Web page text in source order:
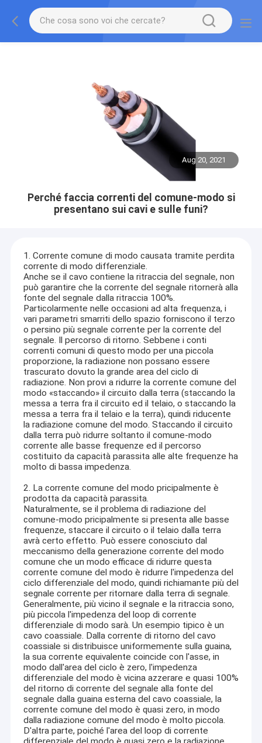
Aug 20, 2021
Perché faccia correnti del comune-modo si
presentano sui cavi e sulle funi?
1. Corrente comune di modo causata tramite perdita
corrente di modo differenziale.
Anche se il cavo contiene la ritraccia del segnale, non
può garantire che la corrente del segnale ritornerà alla
fonte del segnale dalla ritraccia 100%.
Particolarmente nelle occasioni ad alta frequenza, i
vari parametri smarriti dello spazio forniscono il terzo
o persino più segnale corrente per la corrente del
segnale. Il percorso di ritorno. Sebbene i conti
correnti comuni di questo modo per una piccola
proporzione, la radiazione non possano essere
trascurato dovuto la grande area del ciclo di
radiazione. Non provi a ridurre la corrente comune del
modo «staccando» il circuito dalla terra (staccando la
messa a terra fra il circuito ed il telaio, o staccando la
messa a terra fra il telaio e la terra), quindi riducente
la radiazione comune del modo. Staccando il circuito
dalla terra può ridurre soltanto il comune-modo
corrente alle basse frequenze ed il percorso
costituito da capacità parassita alle alte frequenze ha
molto di bassa impedenza.
2. La corrente comune del modo pricipalmente è
prodotta da capacità parassita.
Naturalmente, se il problema di radiazione del
comune-modo pricipalmente si presenta alle basse
frequenze, staccare il circuito o il telaio dalla terra
avrà certo effetto. Può essere conosciuto dal
meccanismo della generazione corrente del modo
comune che un modo efficace di ridurre questa
corrente comune del modo è ridurre l'impedenza del
ciclo differenziale del modo, quindi richiamante più del
segnale corrente per ritornare dalla terra di segnale.
Generalmente, più vicino il segnale e la ritraccia sono,
più piccola l'impedenza del loop di corrente
differenziale di modo sarà. Un esempio tipico è un
cavo coassiale. Dalla corrente di ritorno del cavo
coassiale si distribuisce uniformemente sulla guaina,
la sua corrente equivalente coincide con l'asse, in
modo dall'area del ciclo è zero, l'impedenza
differenziale del modo è vicina azzerare e quasi 100%
del ritorno di corrente del segnale alla fonte del
segnale dalla guaina esterna del cavo coassiale, la
corrente comune del modo è quasi zero, in modo
dalla radiazione comune del modo è molto piccola.
D'altra parte, poiché l'area del loop di corrente